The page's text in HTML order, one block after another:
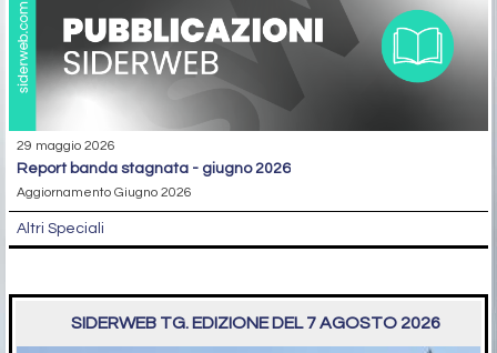
29 maggio 2026
report banda stagnata - giugno 2026
Aggiornamento Giugno 2026
Altri Speciali
SIDERWEB TG. EDIZIONE DEL 7 AGOSTO 2026